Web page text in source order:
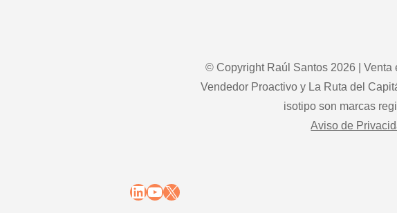
© Copyright Raúl Santos 2026 | Venta
Vendedor Proactivo y La Ruta del
isotipo son marcas
Aviso de
LinkedIn
YouTube
X